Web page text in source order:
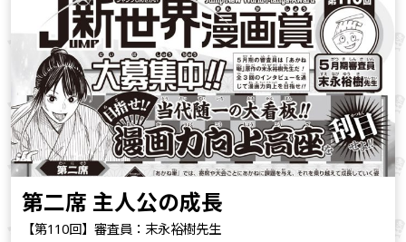
第二席 主人公の成長
【第110回】審査員：末永裕樹先生